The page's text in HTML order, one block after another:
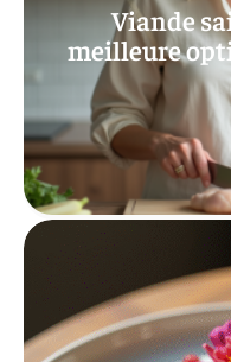
Viande
meilleure